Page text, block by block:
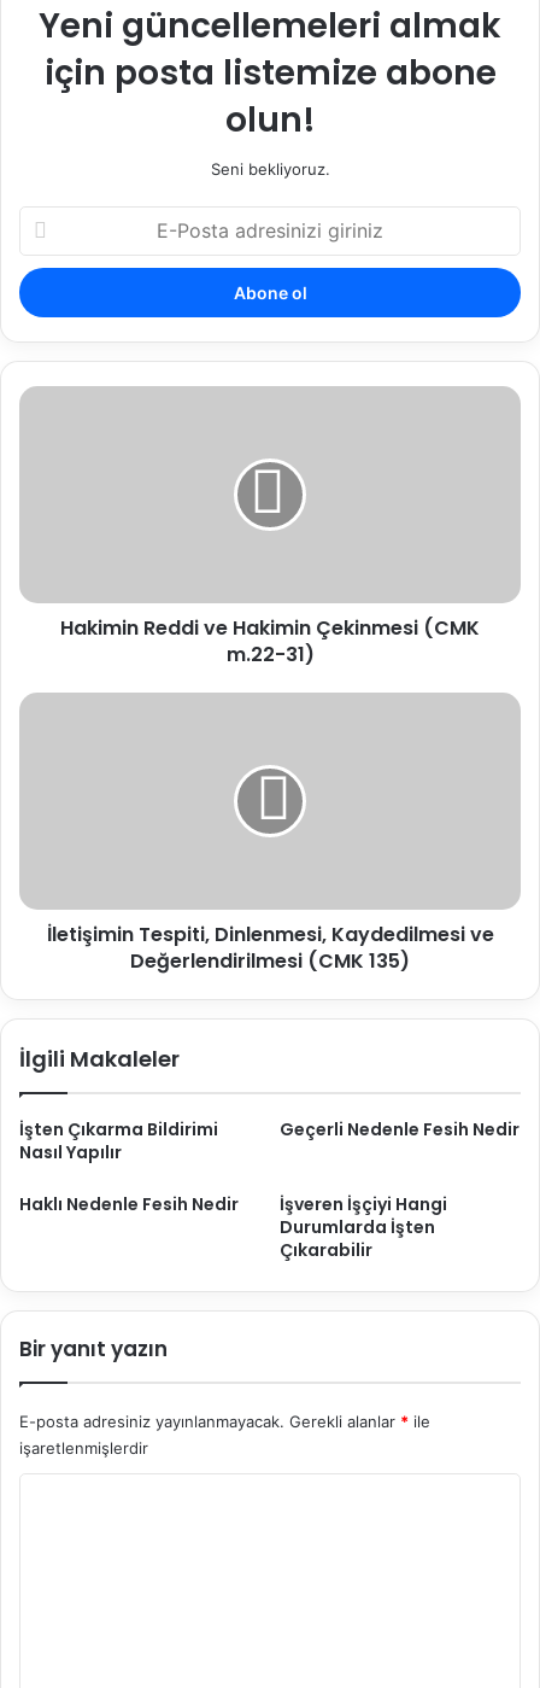
Yeni güncellemeleri almak
için posta listemize abone
olun!
Seni bekliyoruz.
Posta
adresinizi
giriniz
Hakimin
Hakimin Reddi ve Hakimin Çekinmesi (CMK
m.22-31)
İletişimin
İletişimin Tespiti, Dinlenmesi, Kaydedilmesi ve
Değerlendirilmesi (CMK 135)
İlgili Makaleler
İşten Çıkarma Bildirimi
Nasıl Yapılır
Geçerli Nedenle Fesih Nedir
Haklı Nedenle Fesih Nedir
İşveren İşçiyi Hangi
Durumlarda İşten
Çıkarabilir
Bir yanıt yazın
E-posta adresiniz yayınlanmayacak. Gerekli alanlar * ile
işaretlenmişlerdir